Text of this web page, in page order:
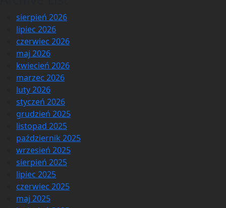
sierpień 2026
lipiec 2026
czerwiec 2026
maj 2026
kwiecień 2026
marzec 2026
luty 2026
styczeń 2026
grudzień 2025
listopad 2025
październik 2025
wrzesień 2025
sierpień 2025
lipiec 2025
czerwiec 2025
maj 2025